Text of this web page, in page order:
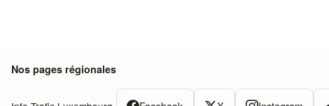
Nos pages régionales